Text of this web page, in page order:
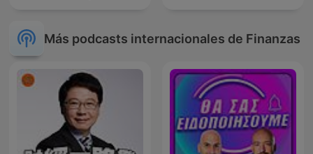
Más podcasts internacionales de Finanzas